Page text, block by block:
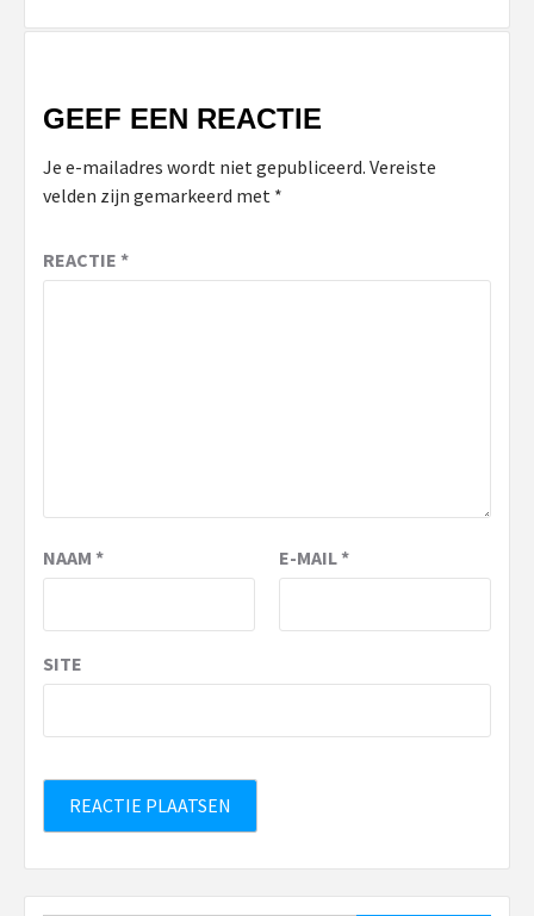
GEEF EEN REACTIE
Je e-mailadres wordt niet gepubliceerd. Vereiste
velden zijn gemarkeerd met *
REACTIE *
NAAM * E-MAIL*
SITE